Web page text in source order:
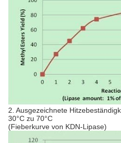
2. Ausgezeichnete
30°C zu 70°C
(Fieberkurve von KDN-Lipase)